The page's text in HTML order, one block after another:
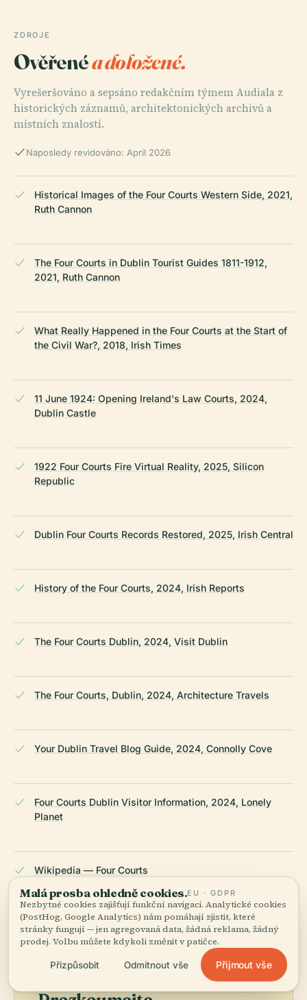
ZDROJE
Ověřenéa doložené.
Vyrešeršováno a sepsáno redakčním týmem Audiala z
historických záznamů, architektonických archivů a
místních znalostí.
Naposledy revidováno: April 2026
Historical Images of the Four Courts Western Side, 2021,
Ruth Cannon
The Four Courts in Dublin Tourist Guides 1811-1912,
2021, Ruth Cannon
What Really Happened in the Four Courts at the Start of
the Civil War?, 2018, Irish Times
11 June 1924: Opening Ireland's Law Courts, 2024,
Dublin Castle
1922 Four Courts Fire Virtual Reality, 2025, Silicon
Republic
Dublin Four Courts Records Restored, 2025, Irish Central
History of the Four Courts, 2024, Irish Reports
The Four Courts Dublin, 2024, Visit Dublin
The Four Courts, Dublin, 2024, Architecture Travels
Your Dublin Travel Blog Guide, 2024, Connolly Cove
Four Courts Dublin Visitor Information, 2024, Lonely
Planet
Wikipedia — Four Courts
NAPOSLEDY REVIDOVÁNO: APRIL 2026
Zpracováno z Wikidat, Wikipedie a oficiálních zdrojů ·
fakticky ověřeno ·Jak tvoříme naše průvodce →
Malá prosba ohledně cookies.EU · GDPR
Nezbytné cookies zajišťují funkční navigaci. Analytické cookies
(PostHog, Google Analytics) nám pomáhají zjistit, které
stránky fungují — jen agregovaná data, žádná reklama, žádný
prodej. Volbu můžete kdykoli změnit v patičce.
Přizpůsobit Odmítnout vše Přijmout vše